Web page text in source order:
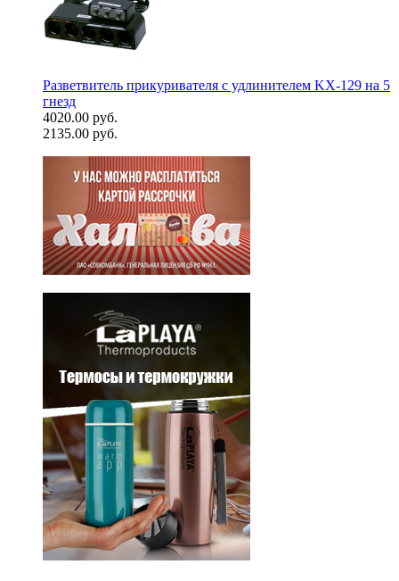
Разветвитель прикуривателя с удлинителем KX-129 на 5
гнезд
4020.00 руб.
2135.00 руб.